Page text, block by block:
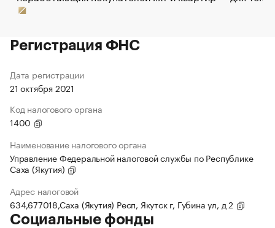
Регистрация ФНС
Дата регистрации
21 октября 2021
Код налогового органа
1400
Наименование налогового органа
Управление Федеральной налоговой службы по Республике
Саха (Якутия)
Адрес налоговой
634,677018,Саха (Якутия) Респ, Якутск г, Губина ул, д 2
Социальные фонды